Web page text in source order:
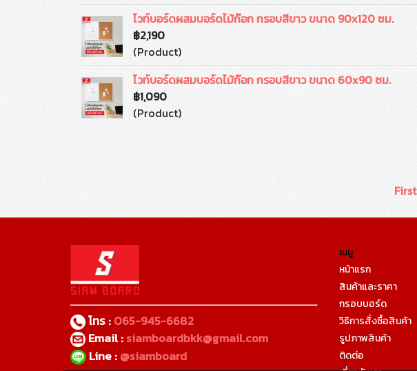
ไวท์บอร์ดผสมบอร์ดไม้ก๊อก กรอบสีขาว ขนาด 90x120 ซม.
฿2,190
(Product)
ไวท์บอร์ดผสมบอร์ดไม้ก๊อก กรอบสีขาว ขนาด 60x90 ซม.
฿1,090
(Product)
First
โทร :065-945-6682
Email :siamboardbkk@gmail.com
Line :@siamboard
เมนู
หน้าแรก
สินค้าและราคา
กรอบบอร์ด
วิธิการสั่งซื้อสินค้า
รูปภาพสินค้า
ติดต่อ